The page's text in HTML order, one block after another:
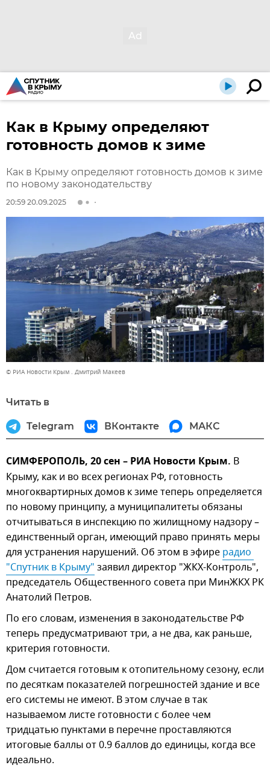
Как в Крыму определяют
готовность домов к зиме
Как в Крыму определяют готовность домов к зиме
по новому законодательству
20:59 20.09.2025
© РИА Новости Крым . Дмитрий Макеев
Читать в
Telegram ВКонтакте МАКС
СИМФЕРОПОЛЬ, 20 сен – РИА Новости Крым. В
Крыму, как и во всех регионах РФ, готовность
многоквартирных домов к зиме теперь определяется
по новому принципу, а муниципалитеты обязаны
отчитываться в инспекцию по жилищному надзору –
единственный орган, имеющий право принять меры
для устранения нарушений. Об этом в эфире радио
"Спутник в Крыму" заявил директор "ЖКХ-Контроль",
председатель Общественного совета при МинЖКХ РК
Анатолий Петров.
По его словам, изменения в законодательстве РФ
теперь предусматривают три, а не два, как раньше,
критерия готовности.
Дом считается готовым к отопительному сезону, если
по десяткам показателей погрешностей здание и все
его системы не имеют. В этом случае в так
называемом листе готовности с более чем
тридцатью пунктами в перечне проставляются
итоговые баллы от 0.9 баллов до единицы, когда все
идеально.